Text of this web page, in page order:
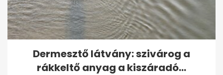
Sürgősen vérre van szüksége
a Jóban Rosszban...
Dermesztő látvány: szivárog a
rákkeltő anyag a kiszáradó...